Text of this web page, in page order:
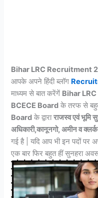
Bihar LRC Recruitment
आपके अपने हिंदी ब्लॉग
माध्यम से बात करेंगें Bihar
BCECE Board के तरफ से बहुत
Board के द्वाराराजस्व एवं भूमि
अधिकारी,कानूनगो, अमीन व
गई है | यदि आप भी इन पदों पर
एक बार फिर बहुत हीं सुनहरा